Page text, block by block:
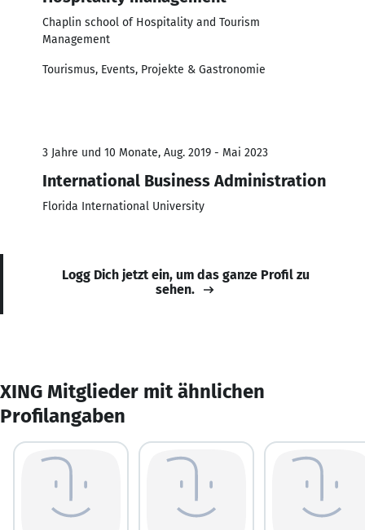
Chaplin school of Hospitality and Tourism
Management
Tourismus, Events, Projekte & Gastronomie
3 Jahre und 10 Monate, Aug. 2019 - Mai 2023
International Business Administration
Florida International University
Logg Dich jetzt ein, um das ganze Profil zu
sehen.
XING Mitglieder mit ähnlichen
Profilangaben